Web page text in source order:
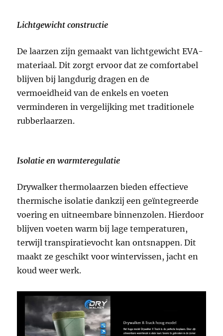
Lichtgewicht constructie
De laarzen zijn gemaakt van lichtgewicht EVA-
materiaal. Dit zorgt ervoor dat ze comfortabel
blijven bij langdurig dragen en de
vermoeidheid van de enkels en voeten
verminderen in vergelijking met traditionele
rubberlaarzen.
Isolatie en warmteregulatie
Drywalker thermolaarzen bieden effectieve
thermische isolatie dankzij een geïntegreerde
voering en uitneembare binnenzolen. Hierdoor
blijven voeten warm bij lage temperaturen,
terwijl transpiratievocht kan ontsnappen. Dit
maakt ze geschikt voor wintervissen, jacht en
koud weer werk.